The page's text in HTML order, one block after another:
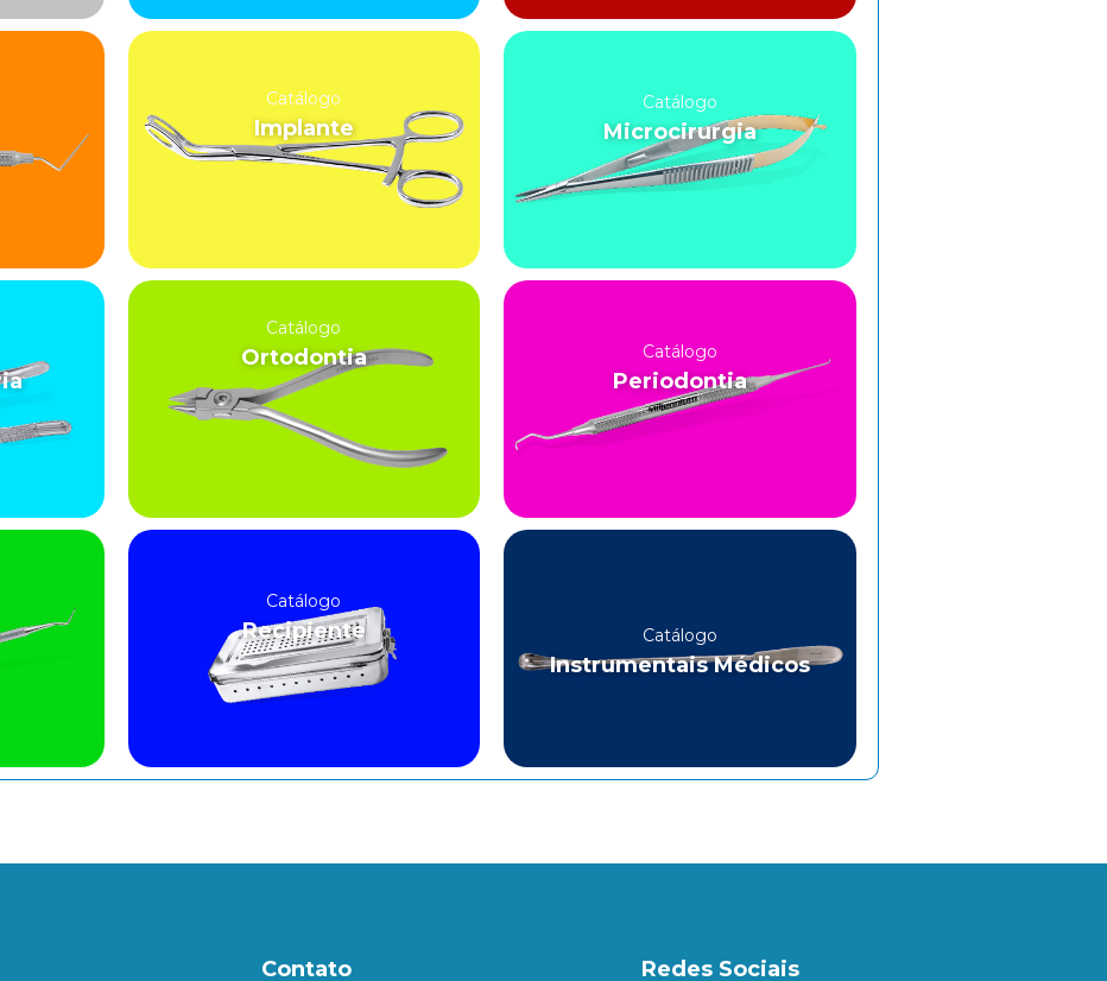
Catálogo
Implante
Catálogo
Microcirurgia
Catálogo
Ortodontia Catálogo
Periodontia
Catálogo
Recipiente Catálogo
Instrumentais Médicos
Contato Redes Sociais